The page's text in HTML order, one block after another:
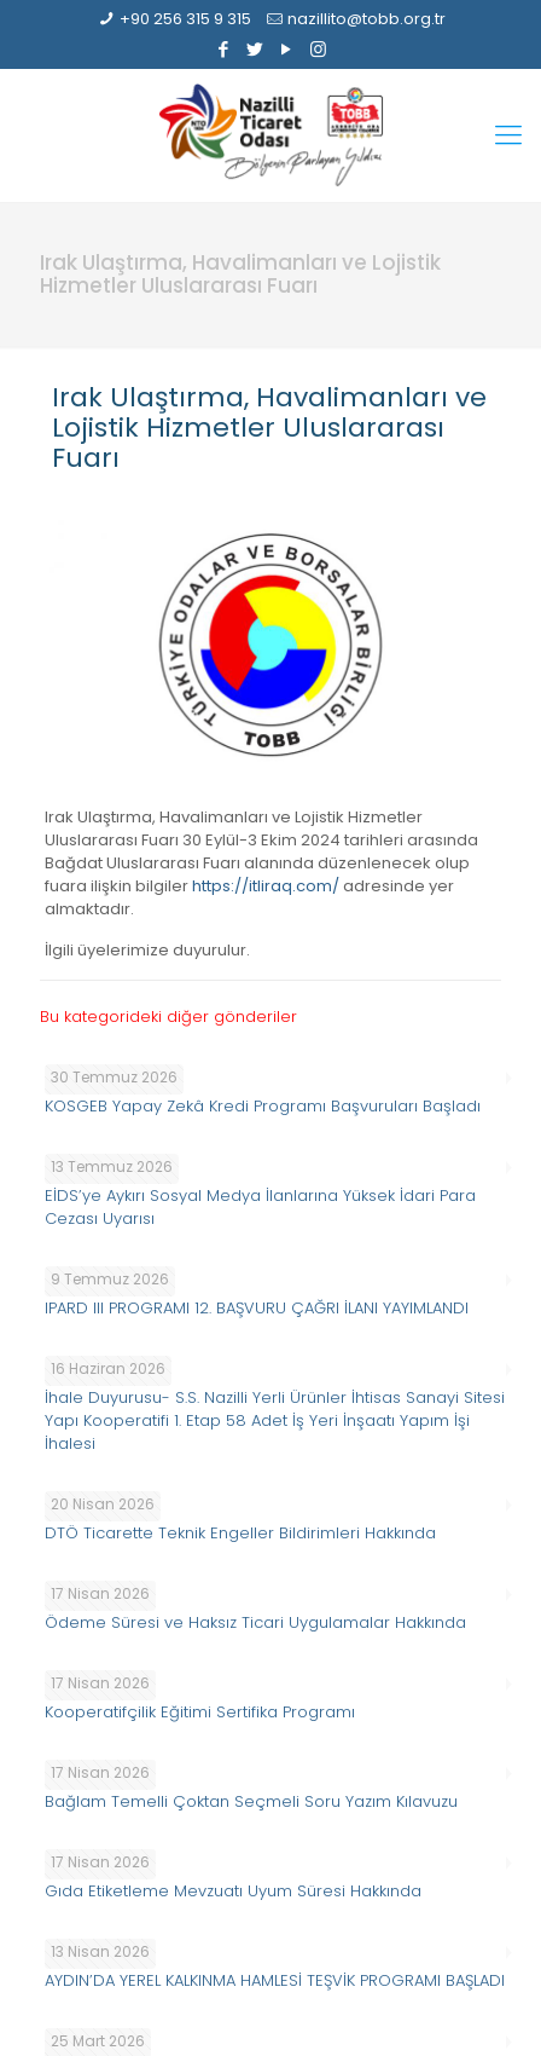
+90 256 315 9 315 nazillito@tobb.org.tr
Irak Ulaştırma, Havalimanları ve Lojistik
Hizmetler Uluslararası Fuarı
Irak Ulaştırma, Havalimanları ve
Lojistik Hizmetler Uluslararası
Fuarı
Irak Ulaştırma, Havalimanları ve Lojistik Hizmetler
Uluslararası Fuarı 30 Eylül-3 Ekim 2024 tarihleri arasında
Bağdat Uluslararası Fuarı alanında düzenlenecek olup
fuara ilişkin bilgilerhttps://itliraq.com/adresinde yer
almaktadır.
İlgili üyelerimize duyurulur.
Bu kategorideki diğer gönderiler
30 Temmuz 2026
KOSGEB Yapay Zekâ Kredi Programı Başvuruları Başladı
13 Temmuz 2026
EİDS’ye Aykırı Sosyal Medya İlanlarına Yüksek İdari Para
Cezası Uyarısı
9 Temmuz 2026
IPARD III PROGRAMI 12. BAŞVURU ÇAĞRI İLANI YAYIMLANDI
16 Haziran 2026
İhale Duyurusu- S.S. Nazilli Yerli Ürünler İhtisas Sanayi Sitesi
Yapı Kooperatifi 1. Etap 58 Adet İş Yeri İnşaatı Yapım İşi
İhalesi
20 Nisan 2026
DTÖ Ticarette Teknik Engeller Bildirimleri Hakkında
17 Nisan 2026
Ödeme Süresi ve Haksız Ticari Uygulamalar Hakkında
17 Nisan 2026
Kooperatifçilik Eğitimi Sertifika Programı
17 Nisan 2026
Bağlam Temelli Çoktan Seçmeli Soru Yazım Kılavuzu
17 Nisan 2026
Gıda Etiketleme Mevzuatı Uyum Süresi Hakkında
13 Nisan 2026
AYDIN’DA YEREL KALKINMA HAMLESİ TEŞVİK PROGRAMI BAŞLADI
25 Mart 2026